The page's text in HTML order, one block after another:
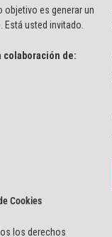
objetivo es generar un
usted invitado.
colaboración de:
Cookies
los derechos